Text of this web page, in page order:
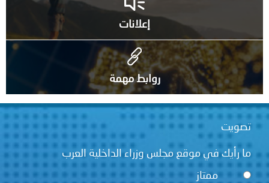
إعلانات
روابط مهمة
تصويت
ما رأيك في موقع مجلس وزراء الداخلية العرب
ممتاز